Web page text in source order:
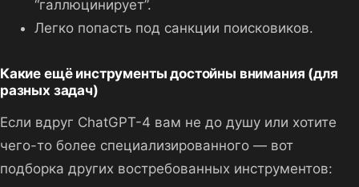
“галлюцинирует”.
Легко попасть под санкции поисковиков.
Какие ещё инструменты достойны внимания (для
разных задач)
Если вдруг ChatGPT-4 вам не до душу или хотите
чего-то более специализированного — вот
подборка других востребованных инструментов: